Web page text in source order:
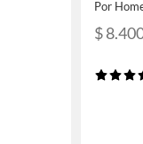
Por
$